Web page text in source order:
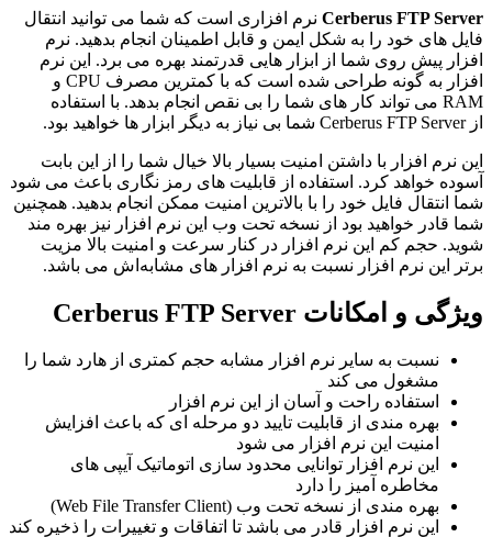
Cerberus FTP Server نرم افزاری است که شما می توانید انتقال
فایل های خود را به شکل ایمن و قابل اطمینان انجام بدهید. نرم
افزار پیش روی شما از ابزار هایی قدرتمند بهره می برد. این نرم
افزار به گونه طراحی شده است که با کمترین مصرف CPU و
RAM می تواند کار های شما را بی نقص انجام بدهد. با استفاده
از Cerberus FTP Server شما بی نیاز به دیگر ابزار ها خواهید بود.
این نرم افزار با داشتن امنیت بسیار بالا خیال شما را از این بابت
آسوده خواهد کرد. استفاده از قابلیت های رمز نگاری باعث می شود
شما انتقال فایل خود را با بالاترین امنیت ممکن انجام بدهید. همچنین
شما قادر خواهید بود از نسخه تحت وب این نرم افزار نیز بهره مند
شوید. حجم کم این نرم افزار در کنار سرعت و امنیت بالا مزیت
برتر این نرم افزار نسبت به نرم افزار های مشابه‌اش می باشد.
ویژگی و امکانات Cerberus FTP Server
نسبت به سایر نرم افزار مشابه حجم کمتری از هارد شما را
مشغول می کند
استفاده راحت و آسان از این نرم افزار
بهره مندی از قابلیت تایید دو مرحله ای که باعث افزایش
امنیت این نرم افزار می شود
این نرم افزار توانایی محدود سازی اتوماتیک آیپی های
مخاطره آمیز را دارد
بهره مندی از نسخه تحت وب (Web File Transfer Client)
این نرم افزار قادر می باشد تا اتفاقات و تغییرات را ذخیره کند